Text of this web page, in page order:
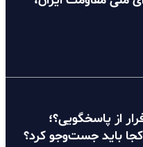
از پاسخگویی؟؛
باید جست‌وجو کرد؟